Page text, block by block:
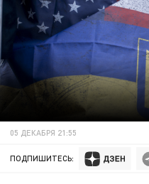
05 ДЕКАБРЯ 21:55
ПОДПИШИТЕСЬ: